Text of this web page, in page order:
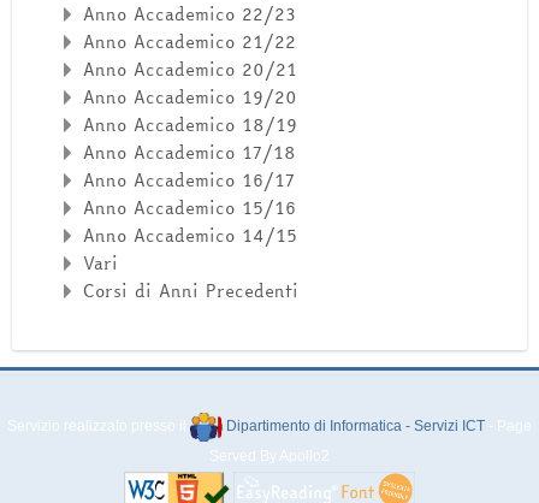
Anno Accademico 22/23
Anno Accademico 21/22
Anno Accademico 20/21
Anno Accademico 19/20
Anno Accademico 18/19
Anno Accademico 17/18
Anno Accademico 16/17
Anno Accademico 15/16
Anno Accademico 14/15
Vari
Corsi di Anni Precedenti
Servizio realizzato presso il Dipartimento di Informatica - Servizi ICT- Page
Served By Apollo2